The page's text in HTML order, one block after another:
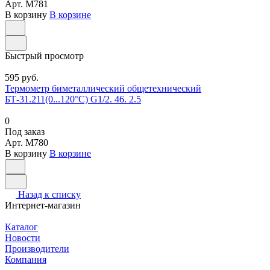
Арт. M781
В корзину В корзине
Быстрый просмотр
595 руб.
Термометр биметаллический общетехнический
БТ-31.211(0...120°С) G1/2. 46. 2.5
0
Под заказ
Арт. M780
В корзину В корзине
Назад к списку
Интернет-магазин
Каталог
Новости
Производители
Компания